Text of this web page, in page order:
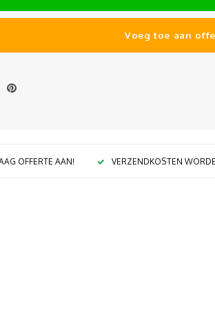
Voeg toe aan
OFFERTE AAN! VERZENDKOSTEN